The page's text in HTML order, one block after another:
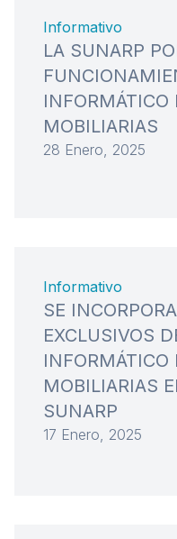
Informativo
LA SUNARP
INFORMÁTICO
MOBILIARIAS
28 Enero, 2025
Informativo
SE
EXCLUSIVOS
INFORMÁTICO
MOBILIARIAS
SUNARP
17 Enero, 2025